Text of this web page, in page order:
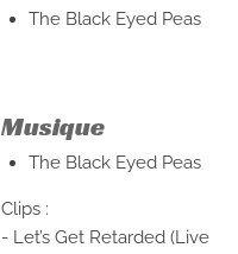
The Black Eyed Peas
Musique
The Black Eyed Peas
Clips :
- Let’s Get Retarded (Live